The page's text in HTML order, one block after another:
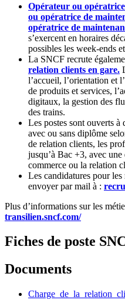
Opérateur ou
ou opératrice de
opératrice de
s’exercent en horaires
possibles les week-ends
La SNCF recrute
relation clients en gare.
l’accueil, l’orientation et
de produits et services,
digitaux, la gestion des
des trains.
Les postes sont ouverts
avec ou sans diplôme
de relation clients, les
jusqu’à Bac +3, avec
commerce ou la relation
Les candidatures pour les
envoyer par mail à :
Plus d’informations sur les
transilien.sncf.com/
Fiches de poste
Documents